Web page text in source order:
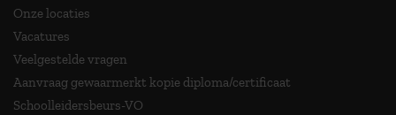
Onze locaties
Vacatures
Veelgestelde vragen
Aanvraag gewaarmerkt kopie diploma/certificaat
Schoolleidersbeurs-VO